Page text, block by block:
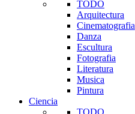
TODO
Arquitectura
Cinematografia
Danza
Escultura
Fotografia
Literatura
Musica
Pintura
Ciencia
TODO